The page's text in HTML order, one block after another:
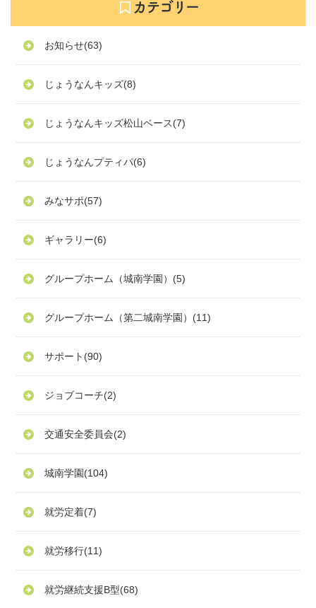
お知らせ(63)
じょうなんキッズ(8)
じょうなんキッズ松山ベース(7)
じょうなんプティパ(6)
みなサポ(57)
ギャラリー(6)
グループホーム（城南学園） (5)
グループホーム（第二城南学園） (11)
サポート (90)
ジョブコーチ(2)
交通安全委員会(2)
城南学園(104)
就労定着(7)
就労移行(11)
就労継続支援B型(68)